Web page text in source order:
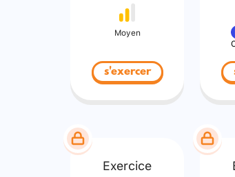
Moyen
s'exercer
Exercice